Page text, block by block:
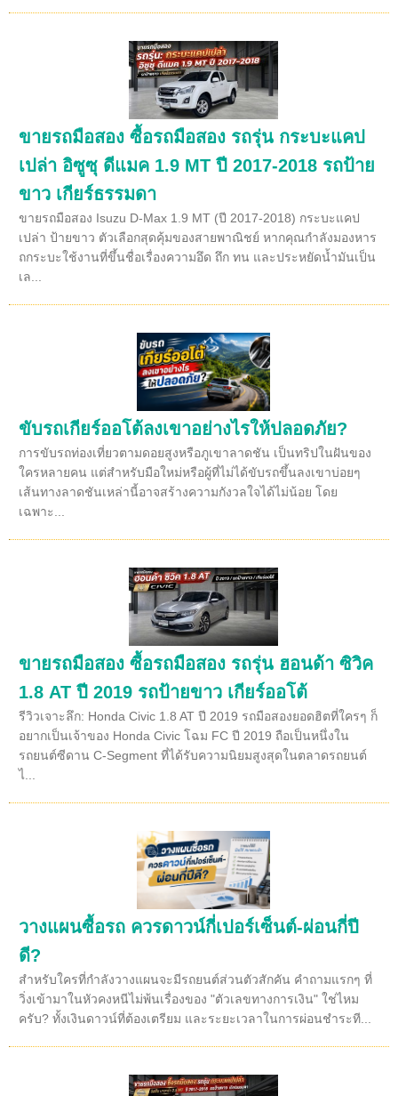
ขายรถมือสอง ซื้อรถมือสอง รถรุ่น กระบะแคป
เปล่า อิซูซุ ดีแมค 1.9 MT ปี 2017-2018 รถป้าย
ขาว เกียร์ธรรมดา
ขายรถมือสอง Isuzu D-Max 1.9 MT (ปี 2017-2018) กระบะแคป
เปล่า ป้ายขาว ตัวเลือกสุดคุ้มของสายพาณิชย์ หากคุณกำลังมองหาร
ถกระบะใช้งานที่ขึ้นชื่อเรื่องความอึด ถึก ทน และประหยัดน้ำมันเป็น
เล...
ขับรถเกียร์ออโต้ลงเขาอย่างไรให้ปลอดภัย?
การขับรถท่องเที่ยวตามดอยสูงหรือภูเขาลาดชัน เป็นทริปในฝันของ
ใครหลายคน แต่สำหรับมือใหม่หรือผู้ที่ไม่ได้ขับรถขึ้นลงเขาบ่อยๆ
เส้นทางลาดชันเหล่านี้อาจสร้างความกังวลใจได้ไม่น้อย โดย
เฉพาะ...
ขายรถมือสอง ซื้อรถมือสอง รถรุ่น ฮอนด้า ซิวิค
1.8 AT ปี 2019 รถป้ายขาว เกียร์ออโต้
รีวิวเจาะลึก: Honda Civic 1.8 AT ปี 2019 รถมือสองยอดฮิตที่ใครๆ ก็
อยากเป็นเจ้าของ Honda Civic โฉม FC ปี 2019 ถือเป็นหนึ่งใน
รถยนต์ซีดาน C-Segment ที่ได้รับความนิยมสูงสุดในตลาดรถยนต์
ไ...
วางแผนซื้อรถ ควรดาวน์กี่เปอร์เซ็นต์-ผ่อนกี่ปี
ดี?
สำหรับใครที่กำลังวางแผนจะมีรถยนต์ส่วนตัวสักคัน คำถามแรกๆ ที่
วิ่งเข้ามาในหัวคงหนีไม่พ้นเรื่องของ "ตัวเลขทางการเงิน" ใช่ไหม
ครับ? ทั้งเงินดาวน์ที่ต้องเตรียม และระยะเวลาในการผ่อนชำระที...